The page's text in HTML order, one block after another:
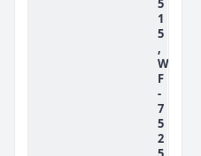
5
1
5
,
W
F
-
7
5
2